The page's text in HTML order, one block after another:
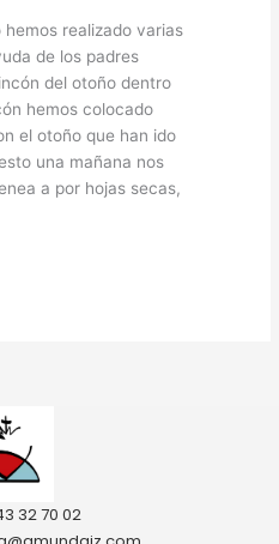
realizado varias
de los padres
del otoño dentro
hemos colocado
el otoño que han ido
una mañana nos
a por hojas secas,
32 70 02